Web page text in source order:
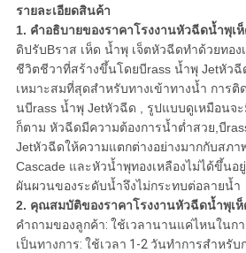
รายละเอียดสินค้า
1. คำอธิบายของราคาโรงงานหัวฉีดน้ำพุเ
ดิปรับBราส เห็ด น้ำพุ เจ็ตหัวฉีดทำด้วยทอง
ชีวิตชีวาที่สร้างขึ้นโดยบีrass น้ำพุ Jetหัวฉี
เหมาะสมที่สุดสำหรับทางเข้าทางน้ำ การติ
นบีrass น้ำพุ Jetหัวฉีด , รูปแบบดูเหมือนจ
ก็ตาม หัวฉีดมีความต้องการน้ำต่ำสวย,บี
Jetหัวฉีดให้ความแตกต่างอย่างมากกับสภ
Cascade และหัวน้ำพุทองเหลืองไม่ได้ขึ้นอ
ผันผวนของระดับน้ำจึงไม่กระทบต่อลายน้ำ
2. คุณสมบัติของราคาโรงงานหัวฉีดน้ำพุเ
คำถามของลูกค้า: ใช้เวลานานแค่ไหนในก
เป็นทางการ: ใช้เวลา 1-2 วันทำการสำหรั